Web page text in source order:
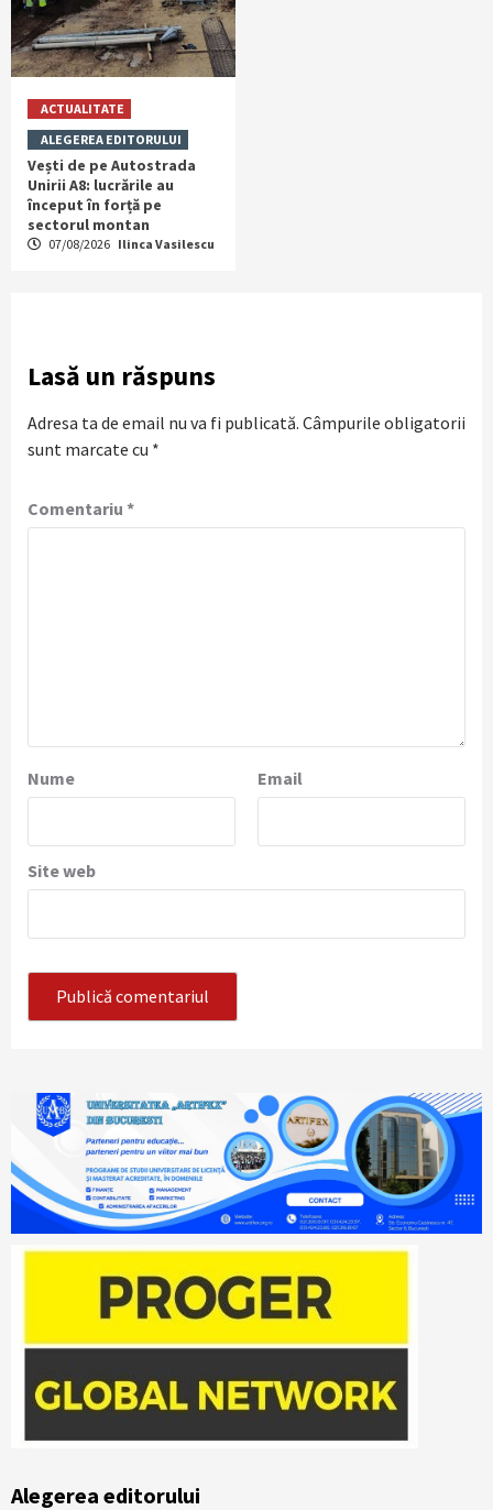
ACTUALITATE
ALEGEREA EDITORULUI
Vești de pe Autostrada
Unirii A8: lucrările au
început în forță pe
sectorul montan
07/08/2026 Ilinca Vasilescu
Lasă un răspuns
Adresa ta de email nu va fi publicată. Câmpurile obligatorii
sunt marcate cu *
Comentariu *
Nume Email
Site web
Alegerea editorului